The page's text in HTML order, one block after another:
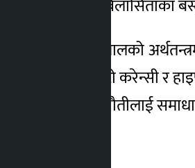
आयात,अनाश्यक विलासिताका
शर्माले प्रविधिले नेपालको
अर्थमन्त्री शर्माले क्रिप्टो
देखिएका नयाँ चुनौतीलाई